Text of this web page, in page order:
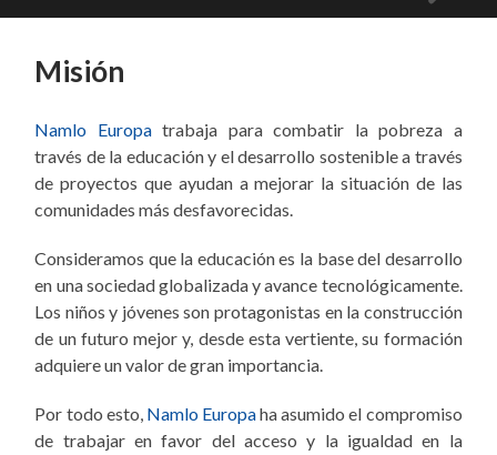
el
móvil
Misión
Namlo Europatrabaja para combatir la pobreza a
través de la educación y el desarrollo sostenible a través
de proyectos que ayudan a mejorar la situación de las
comunidades más desfavorecidas.
Consideramos que la educación es la base del desarrollo
en una sociedad globalizada y avance tecnológicamente.
Los niños y jóvenes son protagonistas en la construcción
de un futuro mejor y, desde esta vertiente, su formación
adquiere un valor de gran importancia.
Por todo esto, Namlo Europaha asumido el compromiso
de trabajar en favor del acceso y la igualdad en la